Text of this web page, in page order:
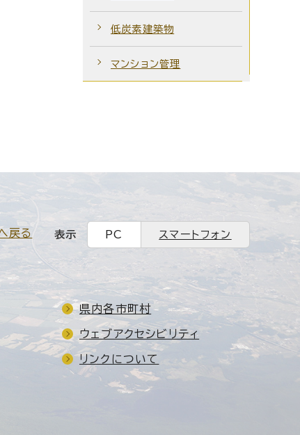
低炭素建築物
マンション管理
戻る 表示 PC スマートフォン
県内各市町村
ウェブアクセシビリティ
リンクについて